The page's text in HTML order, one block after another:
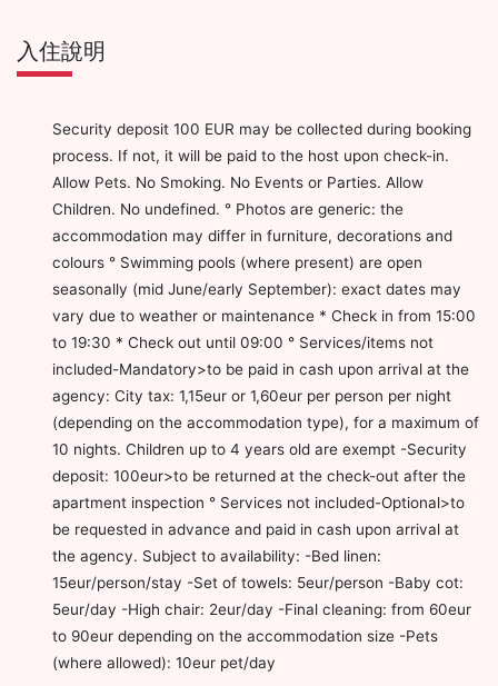
入住說明
Security deposit 100 EUR may be collected during booking
process. If not, it will be paid to the host upon check-in.
Allow Pets. No Smoking. No Events or Parties. Allow
Children. No undefined. ° Photos are generic: the
accommodation may differ in furniture, decorations and
colours ° Swimming pools (where present) are open
seasonally (mid June/early September): exact dates may
vary due to weather or maintenance * Check in from 15:00
to 19:30 * Check out until 09:00 ° Services/items not
included-Mandatory>to be paid in cash upon arrival at the
agency: City tax: 1,15eur or 1,60eur per person per night
(depending on the accommodation type), for a maximum of
10 nights. Children up to 4 years old are exempt -Security
deposit: 100eur>to be returned at the check-out after the
apartment inspection ° Services not included-Optional>to
be requested in advance and paid in cash upon arrival at
the agency. Subject to availability: -Bed linen:
15eur/person/stay -Set of towels: 5eur/person -Baby cot:
5eur/day -High chair: 2eur/day -Final cleaning: from 60eur
to 90eur depending on the accommodation size -Pets
(where allowed): 10eur pet/day